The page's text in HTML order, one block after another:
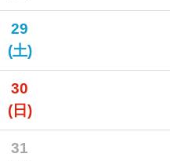
29
(土)
30
(日)
31